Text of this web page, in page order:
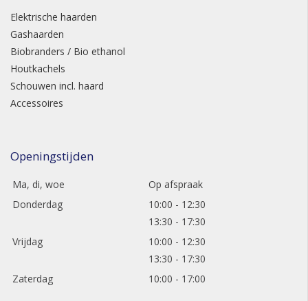
Elektrische haarden
Gashaarden
Biobranders / Bio ethanol
Houtkachels
Schouwen incl. haard
Accessoires
Openingstijden
Ma, di, woe
Op afspraak
Donderdag
10:00 - 12:30
13:30 - 17:30
Vrijdag
10:00 - 12:30
13:30 - 17:30
Zaterdag
10:00 - 17:00